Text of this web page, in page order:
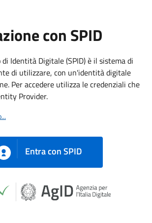
con SPID
Identità Digitale (SPID) è il sistema di
di utilizzare, con un'identità digitale
Per accedere utilizza le credenziali che
Provider.
Entra con SPID